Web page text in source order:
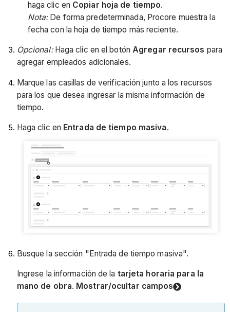
haga clic en Copiar hoja de tiempo.
Nota: De forma predeterminada, Procore muestra la
fecha con la hoja de tiempo más reciente.
Opcional:Haga clic en el botón Agregar recursos para
agregar empleados adicionales.
Marque las casillas de verificación junto a los recursos
para los que desea ingresar la misma información de
tiempo.
Haga clic en Entrada de tiempo masiva.
Busque la sección "Entrada de tiempo masiva".
Ingrese la información de la tarjeta horaria para la
mano de obra. Mostrar/ocultar campos